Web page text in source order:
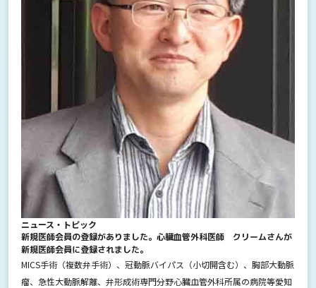
ニュース・トピック
新規医師会員の登録がありました。心臓血管外科医師 クリームさんが
新規医師会員に登録されました。
MICS手術（複数弁手術）、冠動脈バイパス（小切開含む）、胸部大動脈
瘤、急性大動脈解離、弁形成術専門分野心臓血管外科所属の病院等愛知